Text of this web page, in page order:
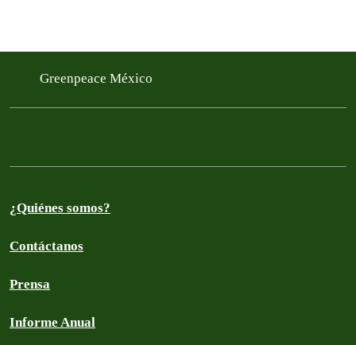
Greenpeace México
¿Quiénes somos?
Contáctanos
Prensa
Informe Anual